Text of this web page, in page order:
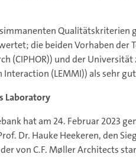
Qualitätskriterien
die beiden Vorhaben der
(CIPHOR)) und der Universität
(LEMMI)) als sehr
Laboratory
hat am 24. Februar 2023
Dr. Hauke Heekeren, den
von C.F. Møller Architects